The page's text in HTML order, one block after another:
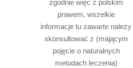
zgodnie więc z polskim
prawem, wszelkie
informacje tu zawarte należy
skonsultować z (mającym
pojęcie o naturalnych
metodach leczenia)